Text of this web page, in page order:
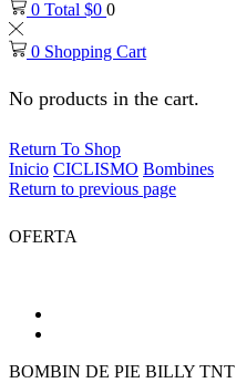
0 Total $0 0
0 Shopping Cart
No products in the cart.
Return To Shop
Inicio CICLISMO Bombines
Return to previous page
OFERTA
BOMBIN DE PIE BILLY TNT